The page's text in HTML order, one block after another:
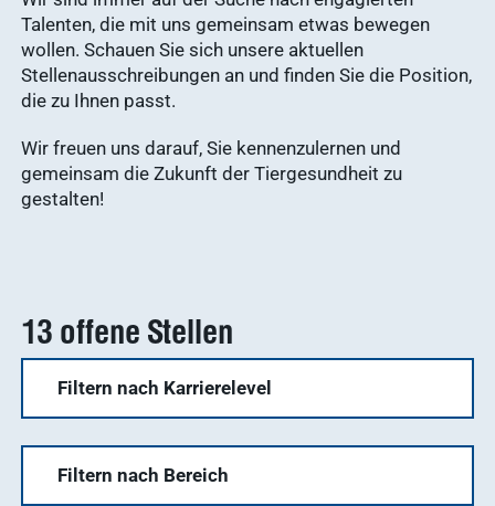
Talenten, die mit uns gemeinsam etwas bewegen
wollen. Schauen Sie sich unsere aktuellen
Stellenausschreibungen an und finden Sie die Position,
die zu Ihnen passt.
Wir freuen uns darauf, Sie kennenzulernen und
gemeinsam die Zukunft der Tiergesundheit zu
gestalten!
13 offene Stellen
Filtern nach Karrierelevel
Ohne Berufserfahrung
Filtern nach Bereich